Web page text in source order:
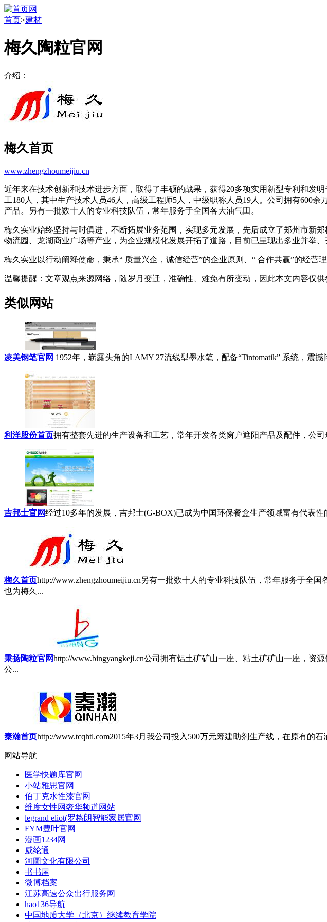
首页>建材
梅久陶粒官网
介绍：
梅久首页
www.zhengzhoumeijiu.cn
近年来在技术创新和技术进步方面，取得了丰硕的战果，获得20多项实用新型专利和发
工180人，其中生产技术人员46人，高级工程师5人，中级职称人员19人。公司拥有600
产品。另有一批数十人的专业科技队伍，常年服务于全国各大油气田。
梅久实业始终坚持与时俱进，不断拓展业务范围，实现多元发展，先后成立了郑州市新
物流园、龙湖商业广场等产业，为企业规模化发展开拓了道路，目前已呈现出多业并举、
梅久实业以行动阐释使命，秉承“ 质量兴企，诚信经营”的企业原则、“ 合作共赢”的经
温馨提醒 ：文章观点来源网络，随岁月变迁，准确性、难免有所变动，因此本文内容仅供
类似网站
凌美钢笔官网 1952年，崭露头角的LAMY 27流线型墨水笔，配备“Tintomatik” 系统，震
利洋股份首页拥有整套先进的生产设备和工艺，常年开发各类窗户遮阳产品及配件，公
吉邦士官网经过10多年的发展，吉邦士(G-BOX)已成为中国环保餐盒生产领域富有代表
梅久首页http://www.zhengzhoumeijiu.cn另有一批数十人的专业科技队伍，常年服务于全
也为梅久...
秉扬陶粒官网http://www.bingyangkeji.cn公司拥有铝土矿矿山一座、粘土矿矿山一座，资
公...
秦瀚首页http://www.tcqhtl.com2015年3月我公司投入500万元筹建助剂生产线，在原有的
网站导航
医学快题库官网
小站雅思官网
伯丁克水性漆官网
维度女性网奢华频道网站
legrand eliot(罗格朗智能家居官网
FYM豊叶官网
漫画1234网
威纶通
河圖文化有限公司
书书屋
微博档案
江苏高速公众出行服务网
hao136导航
中国地质大学（北京）继续教育学院